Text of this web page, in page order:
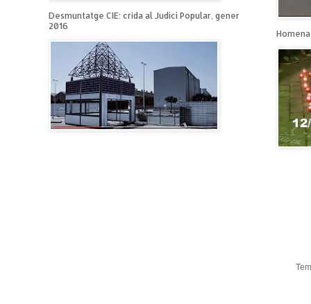
Desmuntatge CIE: crida al Judici Popular, gener
2016